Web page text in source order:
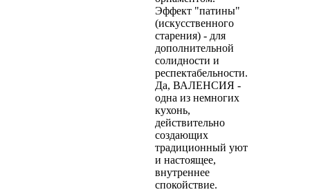
Эффект "патины"
(искусственного
старения) - для
дополнительной
солидности и
респектабельности.
Да, ВАЛЕНСИЯ -
одна из немногих
кухонь,
действительно
создающих
традиционный уют
и настоящее,
внутреннее
спокойствие.